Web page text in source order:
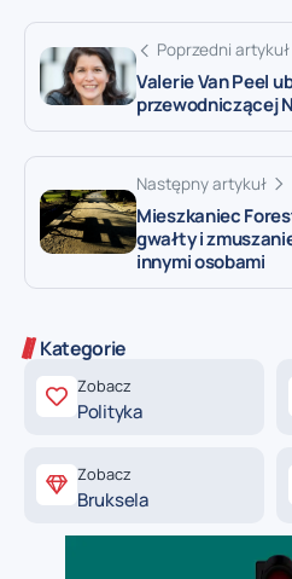
Poprzedni artykuł
Valerie Van Peel
przewodniczącej
Następny artykuł
Mieszkaniec
gwałty i
innymi osobami
Kategorie
Zobacz
Polityka
Zobacz
Bruksela